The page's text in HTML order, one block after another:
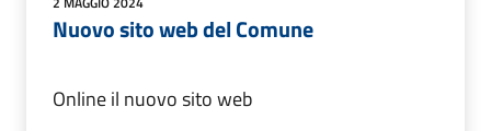
Nuovo sito web del Comune
Online il nuovo sito web